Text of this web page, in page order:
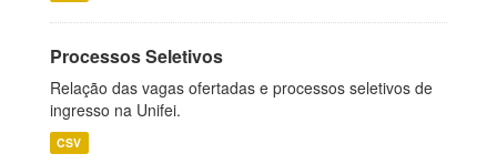
Processos Seletivos
Relação das vagas ofertadas e processos seletivos de
ingresso na Unifei.
CSV